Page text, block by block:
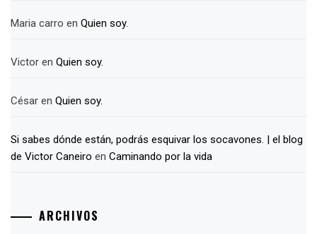
Maria carro en Quien soy.
Victor en Quien soy.
César en Quien soy.
Si sabes dónde están, podrás esquivar los socavones. | el blog
de Victor Caneiro en Caminando por la vida
ARCHIVOS